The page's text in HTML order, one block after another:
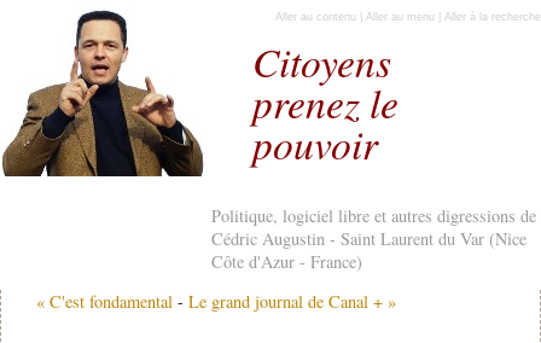
Citoyens
prenez le
pouvoir
Politique, logiciel libre et autres digressions de
Cédric Augustin - Saint Laurent du Var (Nice
Côte d'Azur - France)
Aller au contenu Aller au menu Aller à la recherche
« C'est fondamental - Le grand journal de Canal + »